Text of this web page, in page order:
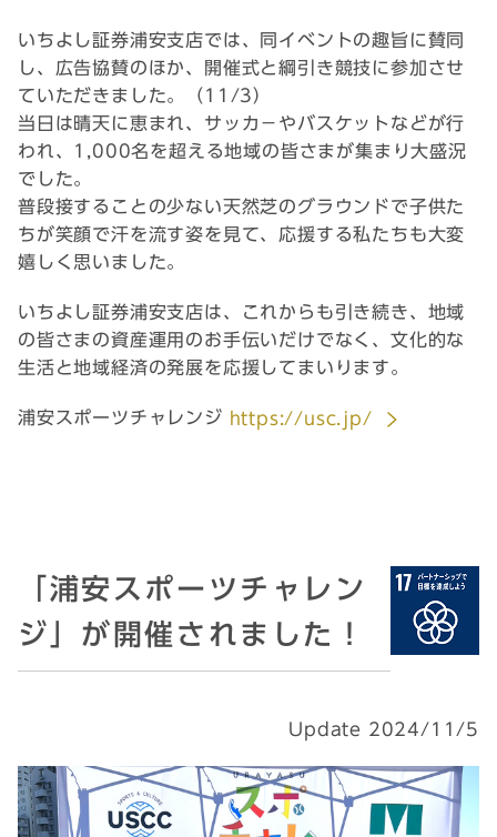
いちよし証券浦安支店では、同イベントの趣旨に賛同
し、広告協賛のほか、開催式と綱引き競技に参加させ
ていただきました。（11/3）
当日は晴天に恵まれ、サッカ－やバスケットなどが行
われ、1,000名を超える地域の皆さまが集まり大盛況
でした。
普段接することの少ない天然芝のグラウンドで子供た
ちが笑顔で汗を流す姿を見て、応援する私たちも大変
嬉しく思いました。
いちよし証券浦安支店は、これからも引き続き、地域
の皆さまの資産運用のお手伝いだけでなく、文化的な
生活と地域経済の発展を応援してまいります。
浦安スポーツチャレンジ https://usc.jp/
「浦安スポーツチャレン
ジ」が開催されました！
Update 2024/11/5